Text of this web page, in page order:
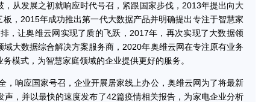
发展之初就响应时代号召，紧跟国家步伐，2013年提出向大
，2015年成功推出第一代大数据产品并明确提出专注于智慧家
，让奥维云网实现了质的飞跃，2017年，再次实现了大数据领
大数据综合解决方案服务商，2020年奥维云网在专注原有业务
模式，为智慧家庭领域的企业提供更好的服务。
应国家号召，企业开展居家线上办公，奥维云网为了将最新
，并以最快的速度发布了42篇疫情相关报告，为家电企业分析